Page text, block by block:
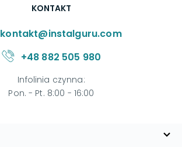
KONTAKT
kontakt@instalguru.com
+48 882 505 980
Infolinia czynna:
Pon. - Pt. 8:00 - 16:00